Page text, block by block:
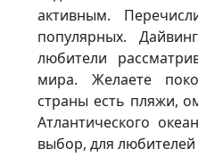
активным.
популярных.
любители
мира. Желаете
страны есть пляжи,
Атлантического
выбор, для